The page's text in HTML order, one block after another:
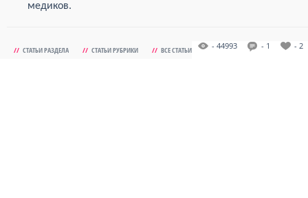
медиков.
// СТАТЬИ РАЗДЕЛА // СТАТЬИ РУБРИКИ // ВСЕ СТАТЬИ - 44993 - 1 - 2